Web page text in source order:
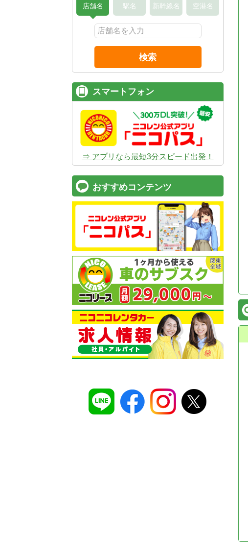
店舗名 駅名 新幹線名 空港名
検索
スマートフォン
⇒ アプリなら最短3分スピード出発！
おすすめコンテンツ